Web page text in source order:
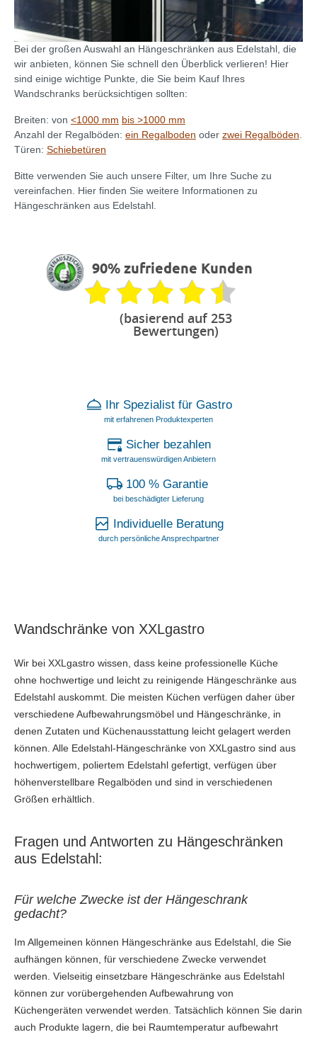
Bei der großen Auswahl an Hängeschränken aus Edelstahl, die
wir anbieten, können Sie schnell den Überblick verlieren! Hier
sind einige wichtige Punkte, die Sie beim Kauf Ihres
Wandschranks berücksichtigen sollten:
Breiten: von <1000 mm bis >1000 mm
Anzahl der Regalböden: ein Regalboden oder zwei Regalböden
Türen: Schiebetüren
Bitte verwenden Sie auch unsere Filter, um Ihre Suche zu
vereinfachen. Hier finden Sie weitere Informationen zu
Hängeschränken aus Edelstahl.
90% zufriedene Kunden
(basierend auf 253
Bewertungen)
Ihr Spezialist für Gastro
mit erfahrenen Produktexperten
Sicher bezahlen
mit vertrauenswürdigen Anbietern
100 % Garantie
bei beschädigter Lieferung
Individuelle Beratung
durch persönliche Ansprechpartner
Wandschränke von XXLgastro
Wir bei XXLgastro wissen, dass keine professionelle Küche
ohne hochwertige und leicht zu reinigende Hängeschränke aus
Edelstahl auskommt. Die meisten Küchen verfügen daher über
verschiedene Aufbewahrungsmöbel und Hängeschränke, in
denen Zutaten und Küchenausstattung leicht gelagert werden
können. Alle Edelstahl-Hängeschränke von XXLgastro sind aus
hochwertigem, poliertem Edelstahl gefertigt, verfügen über
höhenverstellbare Regalböden und sind in verschiedenen
Größen erhältlich.
Fragen und Antworten zu Hängeschränken
aus Edelstahl:
Für welche Zwecke ist der Hängeschrank
gedacht?
Im Allgemeinen können Hängeschränke aus Edelstahl, die Sie
aufhängen können, für verschiedene Zwecke verwendet
werden. Vielseitig einsetzbare Hängeschränke aus Edelstahl
können zur vorübergehenden Aufbewahrung von
Küchengeräten verwendet werden. Tatsächlich können Sie darin
auch Produkte lagern, die bei Raumtemperatur aufbewahrt